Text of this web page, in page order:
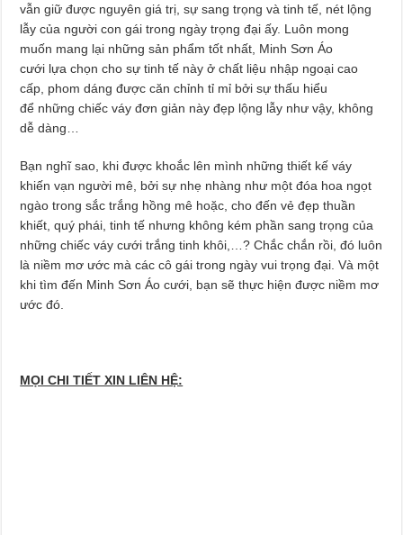
vẫn giữ được nguyên giá trị, sự sang trọng và tinh tế, nét lộng
lẫy của người con gái trong ngày trọng đại ấy. Luôn mong
muốn mang lại những sản phẩm tốt nhất, Minh Sơn Áo
cưới lựa chọn cho sự tinh tế này ở chất liệu nhập ngoại cao
cấp, phom dáng được căn chỉnh tỉ mỉ bởi sự thấu hiểu
để những chiếc váy đơn giản này đẹp lộng lẫy như vậy, không
dễ dàng…
Bạn nghĩ sao, khi được khoắc lên mình những thiết kế váy
khiến vạn người mê, bởi sự nhẹ nhàng như một đóa hoa ngọt
ngào trong sắc trắng hồng mê hoặc, cho đến vẻ đẹp thuần
khiết, quý phái, tinh tế nhưng không kém phần sang trọng của
những chiếc váy cưới trắng tinh khôi,…? Chắc chắn rồi, đó luôn
là niềm mơ ước mà các cô gái trong ngày vui trọng đại. Và một
khi tìm đến Minh Sơn Áo cưới, bạn sẽ thực hiện được niềm mơ
ước đó.
MỌI CHI TIẾT XIN LIÊN HỆ: